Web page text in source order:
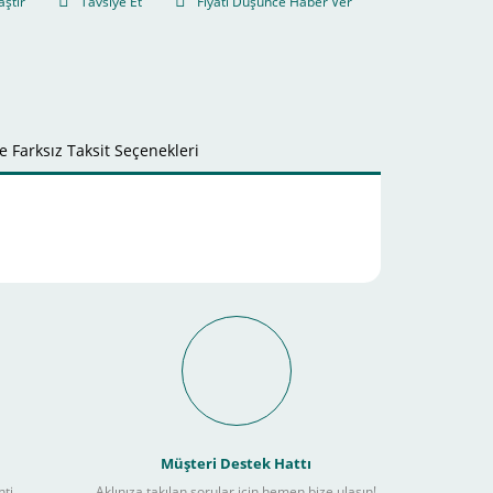
Farksız Taksit Seçenekleri
İmkanı Nasıl
Müşteri Destek Hattı